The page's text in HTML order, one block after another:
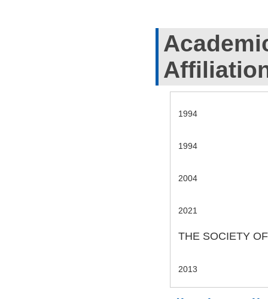
1994
1994
2004
2021
THE SOCIETY
2013